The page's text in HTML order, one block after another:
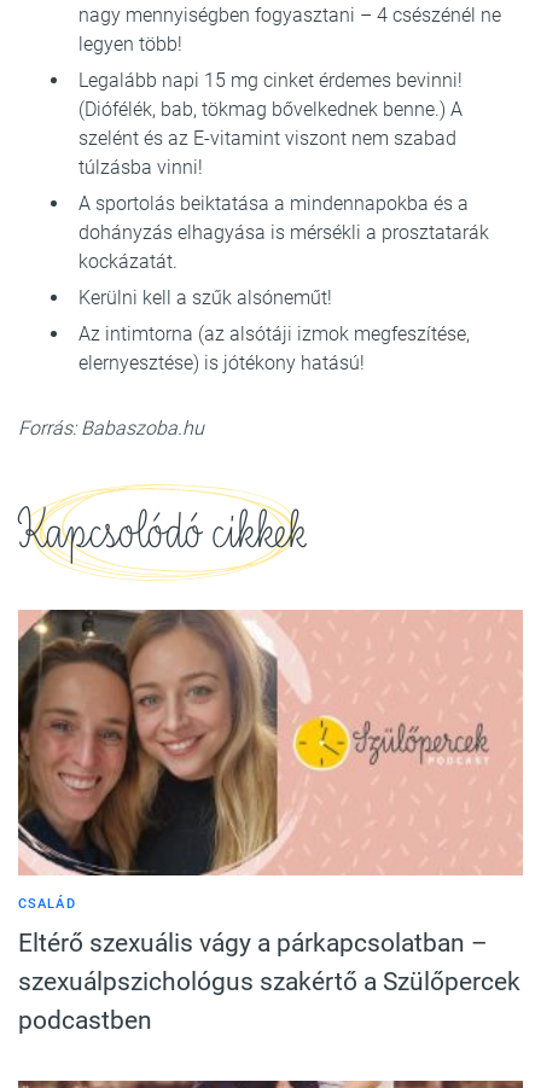
nagy mennyiségben fogyasztani – 4 csészénél ne
legyen több!
Legalább napi 15 mg cinket érdemes bevinni!
(Diófélék, bab, tökmag bővelkednek benne.) A
szelént és az E-vitamint viszont nem szabad
túlzásba vinni!
A sportolás beiktatása a mindennapokba és a
dohányzás elhagyása is mérsékli a prosztatarák
kockázatát.
Kerülni kell a szűk alsóneműt!
Az intimtorna (az alsótáji izmok megfeszítése,
elernyesztése) is jótékony hatású!
Forrás: Babaszoba.hu
Kapcsolódó cikkek
CSALÁD
Eltérő szexuális vágy a párkapcsolatban –
szexuálpszichológus szakértő a Szülőpercek
podcastben